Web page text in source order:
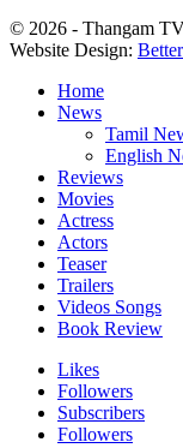
© 2026 - Thangam
Website Design:
Home
News
Tamil
English
Reviews
Movies
Actress
Actors
Teaser
Trailers
Videos Songs
Book Review
Likes
Followers
Subscribers
Followers